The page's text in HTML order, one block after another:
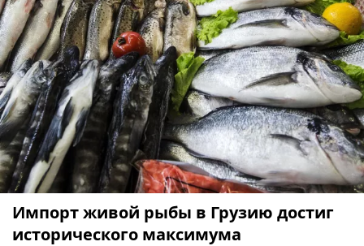
Импорт живой рыбы в Грузию достиг
исторического максимума